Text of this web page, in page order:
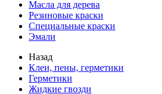
Масла для дерева
Резиновые краски
Специальные краски
Эмали
Назад
Клеи, пены, герметики
Герметики
Жидкие гвозди